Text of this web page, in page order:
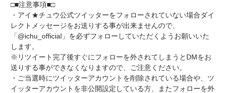
□■注意事項■□
・アイ★チュウ公式ツイッターをフォローされていない場合ダイ
レクトメッセージをお送りする事が出来ませんので、
「@ichu_official」を必ずフォローしていただくようお願いいた
します。
※リツイート完了後すぐにフォローを外されてしまうとDMをお
送りする事ができなくなりますので、ご注意ください。
・ご当選時にツイッターアカウントを削除されている場合や、ツ
イッターアカウントを非公開設定している方、またフォローを外